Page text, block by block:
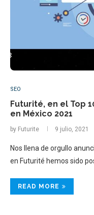
SEO
Futurité, en el Top
en México 2021
by Futurite 9 julio, 2021
Nos llena de orgullo
en Futurité hemos sido
READ MORE